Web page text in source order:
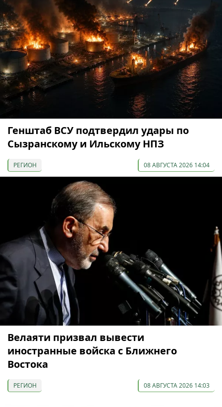
Генштаб ВСУ подтвердил удары по
Сызранскому и Ильскому НПЗ
РЕГИОН 08 АВГУСТА 2026 14:04
Велаяти призвал вывести
иностранные войска с Ближнего
Востока
РЕГИОН 08 АВГУСТА 2026 14:03